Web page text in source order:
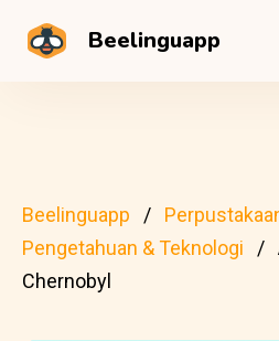
Beelinguapp
Beelinguapp
Pengetahuan & Teknologi
Chernobyl